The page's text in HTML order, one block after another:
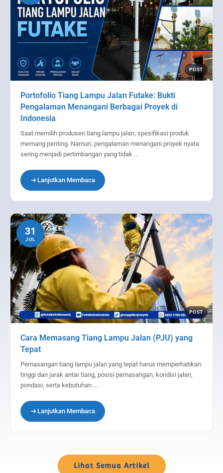
POST
Portofolio Tiang Lampu Jalan Futake: Bukti
Pengalaman Menangani Berbagai Proyek di
Indonesia
Saat memilih produsen tiang lampu jalan, spesifikasi produk
memang penting. Namun, pengalaman menangani proyek nyata
sering menjadi pertimbangan yang tidak ...
Lanjutkan Membaca
31
JUL
POST
Cara Memasang Tiang Lampu Jalan (PJU) yang
Tepat
Pemasangan tiang lampu jalan yang tepat harus memperhatikan
tinggi dan jarak antar tiang, posisi pemasangan, kondisi jalan,
pondasi, serta kebutuhan ...
Lanjutkan Membaca
Lihat Semua Artikel